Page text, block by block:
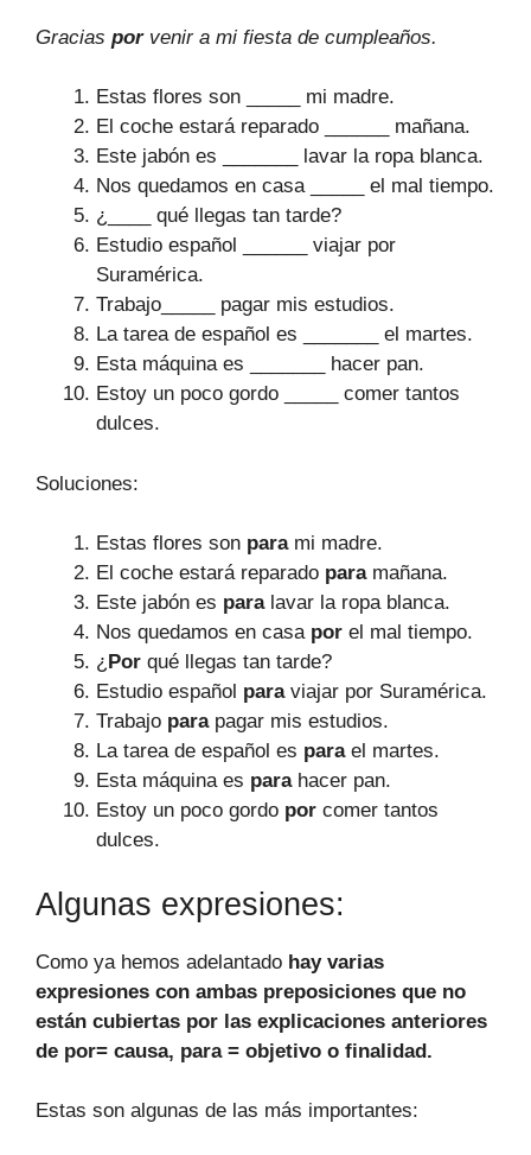
Gracias porvenir a mi fiesta de cumpleaños.
Estas flores son _____ mi madre.
El coche estará reparado ______ mañana.
Este jabón es _______ lavar la ropa blanca.
Nos quedamos en casa _____ el mal tiempo.
¿____ qué llegas tan tarde?
Estudio español ______ viajar por
Suramérica.
Trabajo_____ pagar mis estudios.
La tarea de español es _______ el martes.
Esta máquina es _______ hacer pan.
Estoy un poco gordo _____ comer tantos
dulces.
Soluciones:
Estas flores son parami madre.
El coche estará reparado paramañana.
Este jabón es paralavar la ropa blanca.
Nos quedamos en casa por el mal tiempo.
¿Por qué llegas tan tarde?
Estudio español paraviajar por Suramérica.
Trabajo parapagar mis estudios.
La tarea de español es parael martes.
Esta máquina es parahacer pan.
Estoy un poco gordo por comer tantos
dulces.
Algunas expresiones:
Como ya hemos adelantado hay varias
expresiones con ambas preposiciones que no
están cubiertas por las explicaciones anteriores
de por= causa, para = objetivo o finalidad.
Estas son algunas de las más importantes: